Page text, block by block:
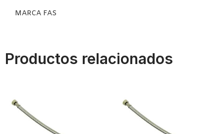
MARCA FAS
Productos relacionados